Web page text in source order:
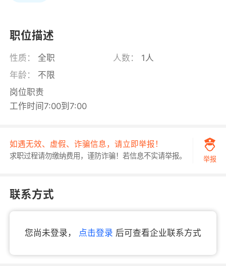
职位描述
性质：全职 人数： 1人
年龄： 不限
岗位职责
工作时间7:00到7:00
如遇无效、虚假、诈骗信息，请立即举报！
求职过程请勿缴纳费用，谨防诈骗！若信息不实请举报。 举报
联系方式
您尚未登录， 点击登录 后可查看企业联系方式